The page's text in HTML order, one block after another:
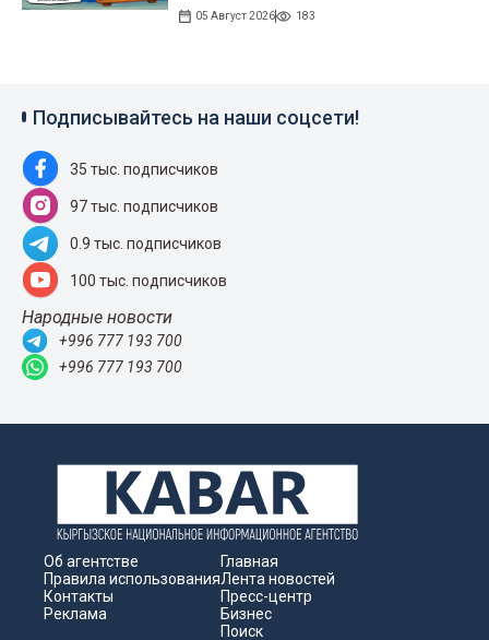
05 Август 2026 183
Подписывайтесь на наши соцсети!
35 тыс. подписчиков
97 тыс. подписчиков
0.9 тыс. подписчиков
100 тыс. подписчиков
Народные новости
+996 777 193 700
+996 777 193 700
Об агентстве
Правила использования
Контакты
Реклама
Главная
Лента новостей
Пресс-центр
Бизнес
Поиск